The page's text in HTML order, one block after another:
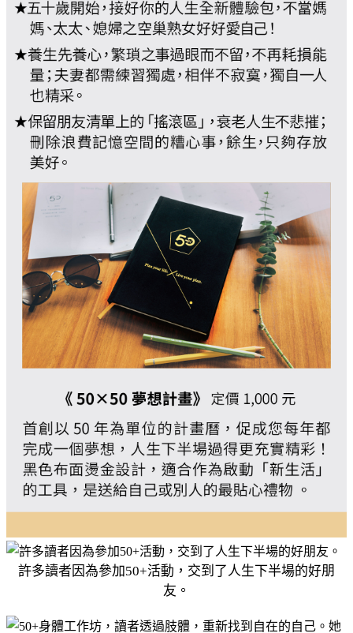
許多讀者因為參加50+活動，交到了人生下半場的好朋
友。